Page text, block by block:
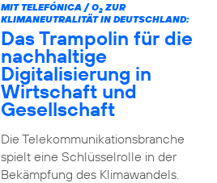
MIT TELEFÓNICA / O2ZUR
KLIMANEUTRALITÄT IN DEUTSCHLAND:
Das Trampolin für die
nachhaltige
Digitalisierung in
Wirtschaft und
Gesellschaft
Die Telekommunikationsbranche
spielt eine Schlüsselrolle in der
Bekämpfung des Klimawandels.